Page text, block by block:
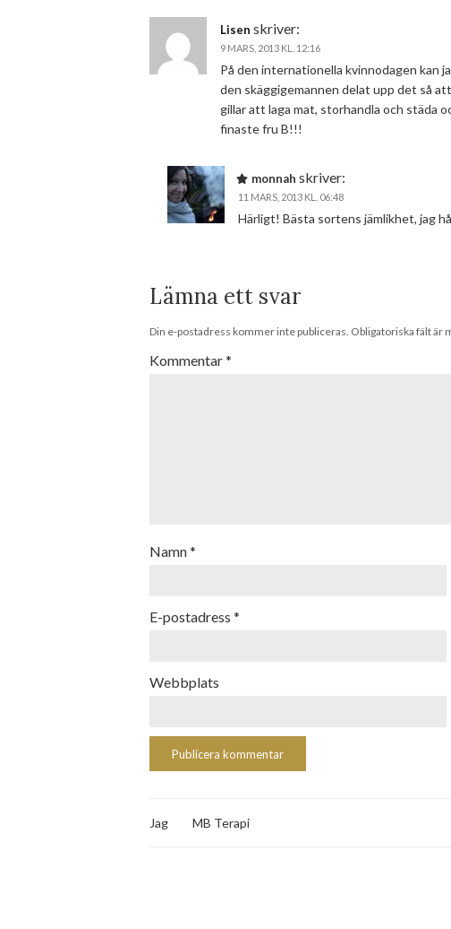
Lisen skriver:
9 MARS, 2013 KL. 12:16
På den internationella kvinnodagen kan
den skäggigemannen delat upp det så
gillar att laga mat, storhandla och städa
finaste fru B!!!
monnah skriver:
11 MARS, 2013 KL. 06:48
Härligt! Bästa sortens jämlikhet, jag
Lämna ett svar
Din e-postadress kommer inte publiceras. Obligatoriska fält är
Kommentar*
Namn*
E-postadress *
Webbplats
Jag MB Terapi